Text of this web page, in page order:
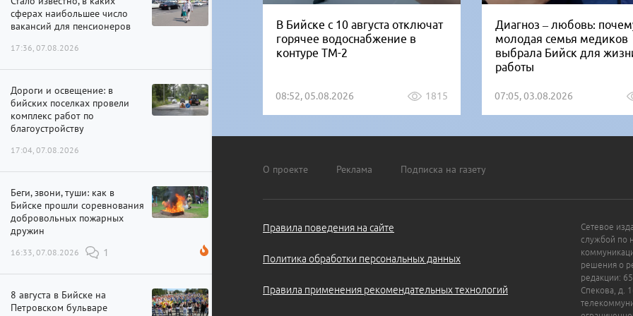
сферах наибольшее число
вакансий для пенсионеров
17:36, 07.08.2026
Дороги и освещение: в
бийских поселках провели
комплекс работ по
благоустройству
17:04, 07.08.2026
Беги, звони, туши: как в
Бийске прошли соревнования
добровольных пожарных
дружин
16:33, 07.08.2026 1
8 августа в Бийске на
Петровском бульваре
В Бийске с 10 августа отключат
горячее водоснабжение в
контуре ТМ-2
08:52, 05.08.2026 1815
Диагноз – любовь:
молодая семья медиков
выбрала Бийск для
работы
07:05, 03.08.2026
О проекте Реклама Подписка на газету
Правила поведения на сайте
Политика обработки персональных данных
Правила применения рекомендательных технологий
Сетевое
службой по
решения о
редакции:
Спекова, д.